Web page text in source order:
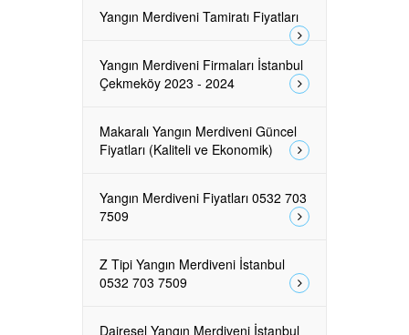
Yangın Merdiveni Tamiratı Fiyatları
Yangın Merdiveni Firmaları İstanbul
Çekmeköy 2023 - 2024
Makaralı Yangın Merdiveni Güncel
Fiyatları (Kaliteli ve Ekonomik)
Yangın Merdiveni Fiyatları 0532 703
7509
Z Tipi Yangın Merdiveni İstanbul
0532 703 7509
Dairesel Yangın Merdiveni İstanbul